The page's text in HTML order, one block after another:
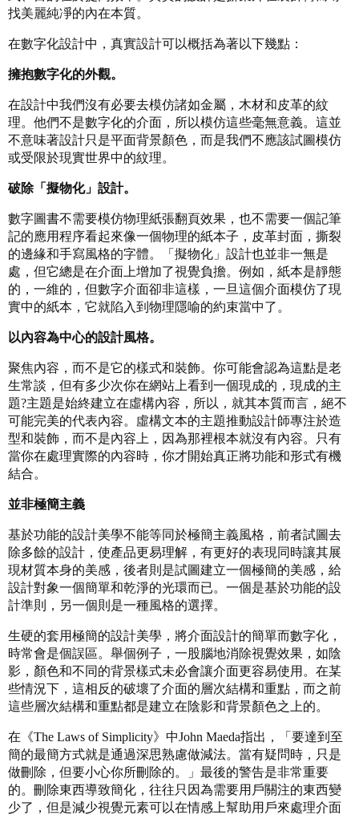
找美麗純凈的內在本質。
在數字化設計中，真實設計可以概括為著以下幾點：
擁抱數字化的外觀。
在設計中我們沒有必要去模仿諸如金屬，木材和皮革的紋
理。他們不是數字化的介面，所以模仿這些毫無意義。這並
不意味著設計只是平面背景顏色，而是我們不應該試圖模仿
或受限於現實世界中的紋理。
破除「擬物化」設計。
數字圖書不需要模仿物理紙張翻頁效果，也不需要一個記筆
記的應用程序看起來像一個物理的紙本子，皮革封面，撕裂
的邊緣和手寫風格的字體。「擬物化」設計也並非一無是
處，但它總是在介面上增加了視覺負擔。例如，紙本是靜態
的，一維的，但數字介面卻非這樣，一旦這個介面模仿了現
實中的紙本，它就陷入到物理隱喻的約束當中了。
以內容為中心的設計風格。
聚焦內容，而不是它的樣式和裝飾。你可能會認為這點是老
生常談，但有多少次你在網站上看到一個現成的，現成的主
題?主題是始終建立在虛構內容，所以，就其本質而言，絕不
可能完美的代表內容。虛構文本的主題推動設計師專注於造
型和裝飾，而不是內容上，因為那裡根本就沒有內容。只有
當你在處理實際的內容時，你才開始真正將功能和形式有機
結合。
並非極簡主義
基於功能的設計美學不能等同於極簡主義風格，前者試圖去
除多餘的設計，使產品更易理解，有更好的表現同時讓其展
現材質本身的美感，後者則是試圖建立一個極簡的美感，給
設計對象一個簡單和乾淨的光環而已。一個是基於功能的設
計準則，另一個則是一種風格的選擇。
生硬的套用極簡的設計美學，將介面設計的簡單而數字化，
時常會是個誤區。舉個例子，一股腦地消除視覺效果，如陰
影，顏色和不同的背景樣式未必會讓介面更容易使用。在某
些情況下，這相反的破壞了介面的層次結構和重點，而之前
這些層次結構和重點都是建立在陰影和背景顏色之上的。
在《The Laws of Simplicity》中John Maeda指出，「要達到至
簡的最簡方式就是通過深思熟慮做減法。當有疑問時，只是
做刪除​​，但要小心你所刪除的。」最後的警告是非常重要
的。刪除東西導致簡化，往往只因為需要用戶關注的東西變
少了，但是減少視覺元素可以在情感上幫助用戶來處理介面